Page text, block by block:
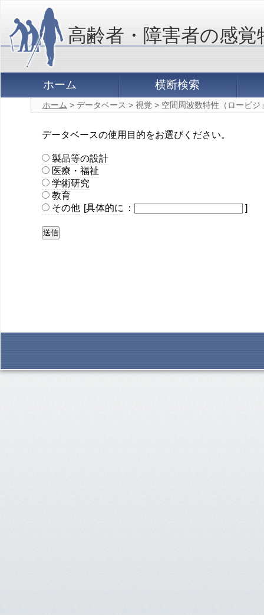
高齢者・障害者の感
ホーム 横断検索
ホーム > データベース > 視覚 > 空間周波数特性（ロービジ
データベースの使用目的をお選びください。
製品等の設計
医療・福祉
学術研究
教育
その他 [具体的に ： ]